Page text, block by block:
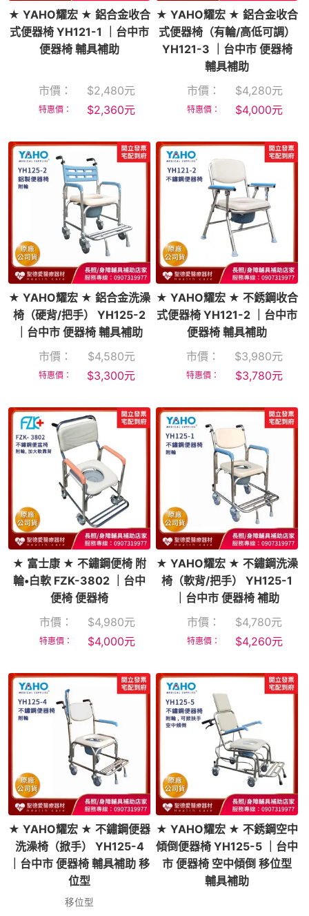
★ YAHO耀宏 ★ 鋁合金收合
式便器椅 YH121-1 ｜台中市
便器椅 輔具補助
市價： $2,480元
特惠價： $2,360元
★ YAHO耀宏 ★ 鋁合金收合
式便器椅（有輪/高低可調）
YH121-3 ｜台中市 便器椅
輔具補助
市價：
$4,280元
特惠價： $4,000元
★ YAHO耀宏 ★ 鋁合金洗澡
椅（硬背/把手） YH125-2
｜台中市 便器椅 輔具補助
市價：
$4,580元
特惠價： $3,300元
★ YAHO耀宏 ★ 不銹鋼收合
式便器椅 YH121-2 ｜台中市
便器椅 輔具補助
市價：
$3,980元
特惠價： $3,780元
★ 富士康 ★ 不鏽鋼便椅 附
輪•白軟 FZK-3802 ｜台中
便椅 便器椅
市價：
$4,980元
特惠價： $4,000元
★ YAHO耀宏 ★ 不鏽鋼洗澡
椅（軟背/把手） YH125-1
｜台中市 便器椅 補助
市價：
$4,780元
特惠價： $4,260元
★ YAHO耀宏 ★ 不鏽鋼便器
洗澡椅（掀手） YH125-4
｜台中市 便器椅 輔具補助 移
位型
移位型
★ YAHO耀宏 ★ 不銹鋼空中
傾倒便器椅 YH125-5 ｜台中
市 便器椅 空中傾倒 移位型
輔具補助